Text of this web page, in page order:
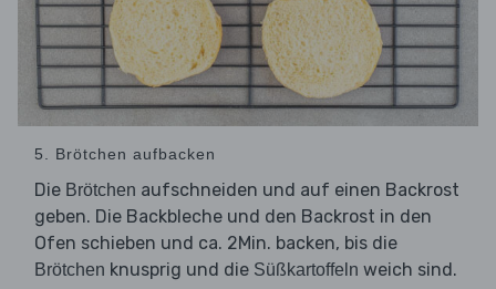
5. Brötchen aufbacken
Die Brötchen aufschneiden und auf einen Backrost
geben. Die Backbleche und den Backrost in den
Ofen schieben und ca. 2Min. backen, bis die
Brötchen knusprig und die Süßkartoffeln weich sind.